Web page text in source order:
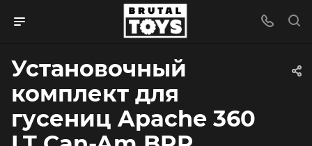
Установочный
комплект для
гусениц Apache 360